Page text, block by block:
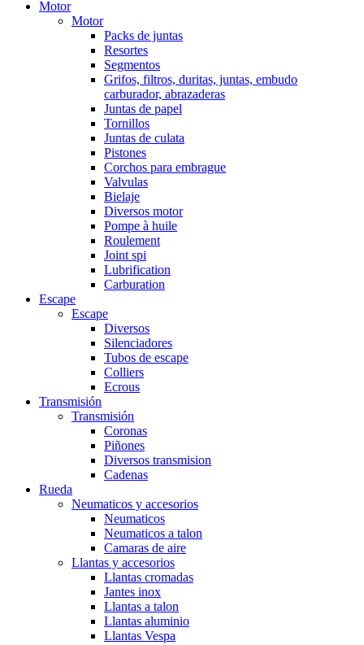
Motor
Motor
Packs de juntas
Resortes
Segmentos
Grifos, filtros, duritas, juntas, embudo
carburador, abrazaderas
Juntas de papel
Tornillos
Juntas de culata
Pistones
Corchos para embrague
Valvulas
Bielaje
Diversos motor
Pompe à huile
Roulement
Joint spi
Lubrification
Carburation
Escape
Escape
Diversos
Silenciadores
Tubos de escape
Colliers
Ecrous
Transmisión
Transmisión
Coronas
Piñones
Diversos transmision
Cadenas
Rueda
Neumaticos y accesorios
Neumaticos
Neumaticos a talon
Camaras de aire
Llantas y accesorios
Llantas cromadas
Jantes inox
Llantas a talon
Llantas aluminio
Llantas Vespa